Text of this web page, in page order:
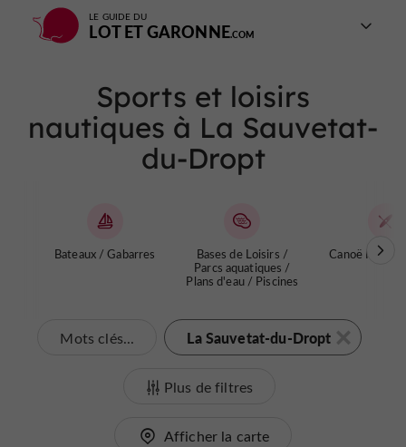
LE GUIDE DU
LOT ET GARONNE
Sports et loisirs
nautiques à La Sauvetat-
du-Dropt
Bateaux / Gabarres
Bases de Loisirs /
Parcs aquatiques /
Plans d'eau / Piscines
Canoë Kayak
Mots clés... La Sauvetat-du-Dropt
Plus de filtres
Afficher la carte